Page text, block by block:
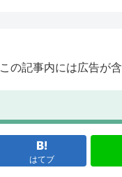
この記事内には広告が含
はてブ